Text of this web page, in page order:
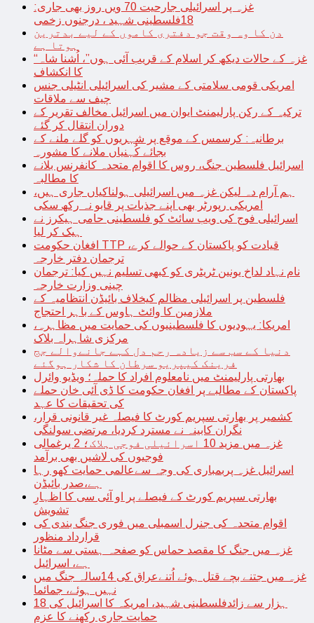
غزہ پر اسرائیلی جارحیت 70 ویں روز بھی جاری:
18فلسطینی شہید ، درجنوں زخمی
دن کا وہ وقت جو دفتری کاموں کے لیے بدترین
ہوتا ہے
“غزہ کے حالات دیکھ کر اسلام کے قریب آئی ہوں”، اُشنا شاہ
کا انکشاف
امریکی قومی سلامتی کے مشیر کی اسرائیلی انٹیلی جنس
چیف سے ملاقات
ترکیہ کے رکن پارلیمنٹ ایوان میں اسرائیل مخالف تقریر کے
دوران انتقال کر گئے
برطانیہ: کرسمس کے موقع پر شہریوں کو گلے ملنے کے
بجائے کُہنیاں ملانے کا مشورہ
اسرائیل فلسطین جنگ، روس کا اقوام متحدہ کانفرنس بلانے
کا مطالبہ
ہم آرام دہ لیکن غزہ میں اسرائیلی ہولناکیاں جاری ہیں،
امریکی رپورٹر بھی اپنے جذبات پر قابو نہ رکھ سکی
اسرائیلی فوج کی ویب سائٹ کو فلسطینی حامی ہیکرز نے
ہیک کر لیا
افغان حکومت TTP قیادت کو پاکستان کے حوالے کرے،
ترجمان دفتر خارجہ
نام نہاد لداخ یونین ٹریٹری کو کبھی تسلیم نہیں کیا: ترجمان
چینی وزارت خارجہ
فلسطین پر اسرائیلی مظالم کیخلاف بائیڈن انتظامیہ کے
ملازمین کا وائٹ ہاوس کے باہر احتجاج
امریکا: یہودیوں کا فلسطینیوں کی حمایت میں مظاہرہ،
مرکزی شاہراہ بلاک
دنیا کے سب سے زیادہ رحم دل کہے جانےوالے جج
فرینک کیپریو سرطان کا شکار ہوگئے
بھارتی پارلیمنٹ میں نامعلوم افراد کا حملہ؛ ویڈیو وائرل
پاکستان کے مطالبے پر افغان حکومت کا ڈی آئی خان حملے
کی تحقیقات کا عہد
کشمیر پر بھارتی سپریم کورٹ کا فیصلہ غیر قانونی قرار،
نگران کابینہ نے مسترد کردیا، مرتضی سولنگی
غزہ میں مزید 10 اسرائیلی فوجی ہلاک؛ 2 یرغمالی
فوجیوں کی لاشیں بھی برآمد
اسرائیل غزہ پربمباری کی وجہ سےعالمی حمایت کھو رہا
ہے،صدر بائیڈن
بھارتی سپریم کورٹ کے فیصلے پر او آئی سی کا اظہارِ
تشویش
اقوام متحدہ کی جنرل اسمبلی میں فوری جنگ بندی کی
قرارداد منظور
غزہ میں جنگ کا مقصد حماس کو صفحہ ہستی سے مٹانا
ہے، اسرائیل
غزہ میں جتنے بچے قتل ہوئے اُتنےعراق کی 14سالہ جنگ میں
نہیں ہوئے، جمائما
18 ہزار سے زائدفلسطینی شہید، امریکہ کا اسرائیل کی
حمایت جاری رکھنے کا عزم